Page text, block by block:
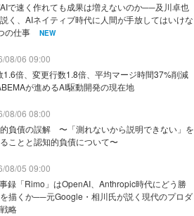
で速く作れても成果は増えないのか──及川卓也
く、AIネイティブ時代に人間が手放してはいけな
の仕事
NEW
08/06 09:00
1.6倍、変更行数1.8倍、平均マージ時間37%削減
が進めるAI駆動開発の現在地
08/06 08:00
負債の誤解 〜「測れないから説明できない」を
ことと認知的負債について〜
08/05 09:00
録「Rimo」はOpenAI、Anthropic時代にどう勝
描くか──元Google・相川氏が説く現代のプロダ
略